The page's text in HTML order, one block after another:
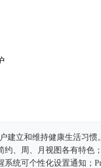
建立和维持健康生活习惯
、周、月视图各有特色
统可个性化设置通知；